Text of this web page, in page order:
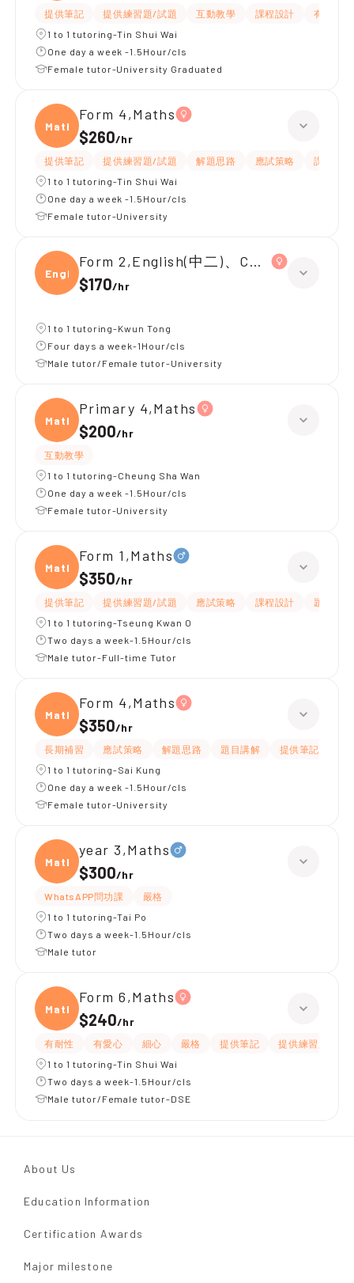
提供筆記 提供練習題/試題 互動教學 課程設計
有耐性
1 to 1 tutoring-Tin Shui Wai
One day a week -1.5Hour/cls
Female tutor-University Graduated
Maths
Form 4,Maths
$260/hr
提供筆記 提供練習題/試題 解題思路 應試策略
課程設計
1 to 1 tutoring-Tin Shui Wai
One day a week -1.5Hour/cls
Female tutor-University
Engli
Form 2,English(中二)、Chinese(中二)
$170/hr
1 to 1 tutoring-Kwun Tong
Four days a week-1Hour/cls
Male tutor/Female tutor-University
Maths
Primary 4,Maths
$200/hr
互動教學
1 to 1 tutoring-Cheung Sha Wan
One day a week -1.5Hour/cls
Female tutor-University
Maths
Form 1,Maths
$350/hr
提供筆記 提供練習題/試題 應試策略 課程設計
題目講解
1 to 1 tutoring-Tseung Kwan O
Two days a week-1.5Hour/cls
Male tutor-Full-time Tutor
Maths
Form 4,Maths
$350/hr
長期補習 應試策略 解題思路 題目講解 提供筆記
1 to 1 tutoring-Sai Kung
One day a week -1.5Hour/cls
Female tutor-University
Maths
year 3,Maths
$300/hr
WhatsAPP問功課
嚴格
1 to 1 tutoring-Tai Po
Two days a week-1.5Hour/cls
Male tutor
Maths
Form 6,Maths
$240/hr
有耐性 有愛心 細心 嚴格 提供筆記
提供練習題/試題
1 to 1 tutoring-Tin Shui Wai
Two days a week-1.5Hour/cls
Male tutor/Female tutor-DSE
About Us
Education Information
Certification Awards
Major milestone